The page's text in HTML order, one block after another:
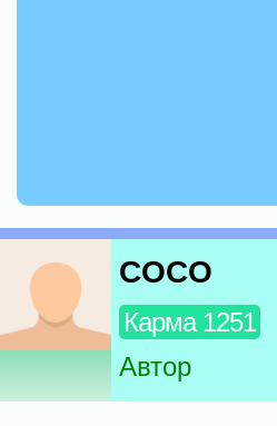
COCO
Карма 1251
Автор